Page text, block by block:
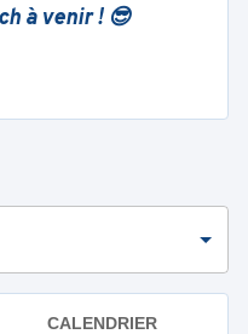
à venir ! 😎
CALENDRIER